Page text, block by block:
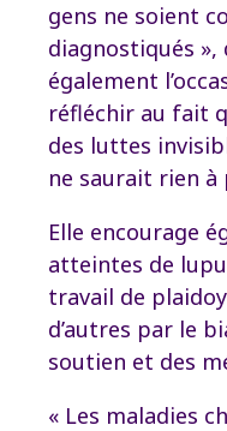
gens ne soient
diagnostiqués »,
également
réfléchir au fait
des luttes
ne saurait rien à
Elle encourage
atteintes de
travail de
d’autres par le
soutien et des
« Les maladies